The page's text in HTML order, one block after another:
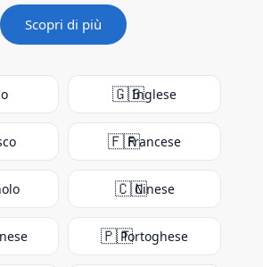
Scopri di più
🇬🇧Inglese
🇫🇷Francese
🇨🇳Cinese
🇵🇹Portoghese